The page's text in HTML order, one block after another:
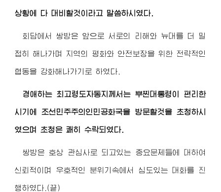
상황에 다 대비할것이라고 말씀하시였다.
회담에서 쌍방은 앞으로 서로의 리해와 뉴대를 더 밀
접히 해나가며 지역의 평화와 안전보장을 위한 전략적인
협동을 강화해나가기로 하였다.
경애하는 최고령도자동지 께서는 뿌찐대통령이 편리한
시기에 조선민주주의인민공화국을 방문할것을 초청하시
였으며 초청은 쾌히 수락되였다.
쌍방은 호상 관심사로 되고있는 중요문제들에 대하여
신뢰적이며 우호적인 분위기속에서 심도있는 대화를 진
행하였다.(끝)